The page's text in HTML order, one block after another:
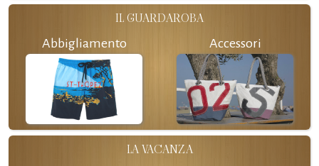
IL GUARDAROBA
Abbigliamento Accessori
LA VACANZA